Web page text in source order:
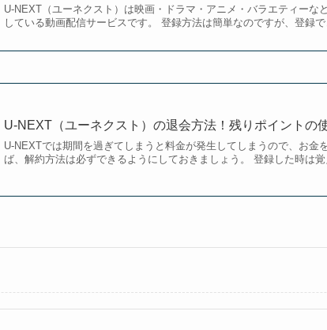
U-NEXT（ユーネクスト）は映画・ドラマ・アニメ・バラエティーな
している動画配信サービスです。 登録方法は簡単なのですが、登録
U-NEXT（ユーネクスト）の退会方法！残りポイントの
U-NEXTでは期間を過ぎてしまうと料金が発生してしまうので、お金
ば、解約方法は必ずできるようにしておきましょう。 登録した時は